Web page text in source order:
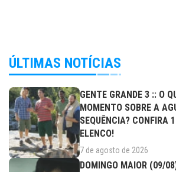
ÚLTIMAS NOTÍCIAS
GENTE GRANDE 3 :: O
MOMENTO SOBRE A
SEQUÊNCIA? CONFIRA
ELENCO!
7 de agosto de 2026
DOMINGO MAIOR (09/